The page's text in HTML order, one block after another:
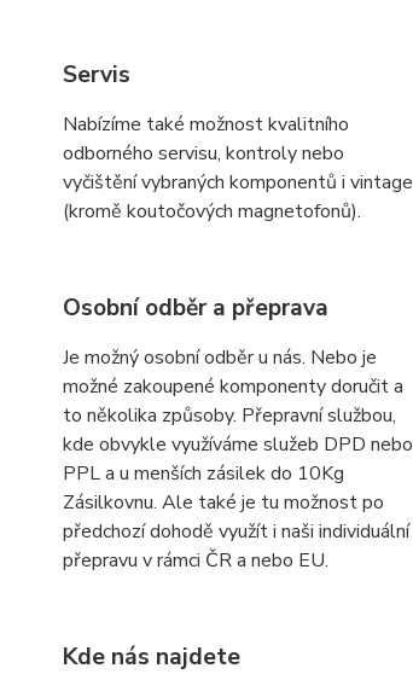
Servis
Nabízíme také možnost kvalitního
odborného servisu, kontroly nebo
vyčištění vybraných komponentů i vintage
(kromě koutočových magnetofonů).
Osobní odběr a přeprava
Je možný osobní odběr u nás. Nebo je
možné zakoupené komponenty doručit a
to několika způsoby. Přepravní službou,
kde obvykle využíváme služeb DPD nebo
PPL a u menších zásilek do 10Kg
Zásilkovnu. Ale také je tu možnost po
předchozí dohodě využít i naši individuální
přepravu v rámci ČR a nebo EU.
Kde nás najdete